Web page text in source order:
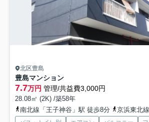
北区豊島
豊島マンション
7.7万円 管理/共益費3,000円
28.08㎡ (2K) /築58年
南北線「王子神谷」駅 徒歩8分
京浜東北線